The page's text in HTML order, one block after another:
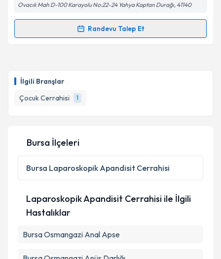
İlgili Branşlar
Çocuk Cerrahisi
1
kapsamda işlenmesini kabul ediyorum.
Takvim Talebini Gönder
Ovacık Mah D-100 Karayolu No:22-24 Yahya Kaptan Durağı, 41140
Randevu Talep Et
Randevu Takvimi Talebi
takvim hazırlandığında e-posta ile bilgilendireceğiz.
E-posta Adresiniz
Kişisel verilerimin işlenmesine ilişkinAydınlatma
Metni
'ni okudum ve kişisel verilerimin belirtilen
kapsamda işlenmesini kabul ediyorum.
Takvim Talebini Gönder
Bursa İlçeleri
Bursa Laparoskopik Apandisit Cerrahisi
Laparoskopik Apandisit Cerrahisi ile İlgili
Hastalıklar
Bursa Osmangazi Anal Apse